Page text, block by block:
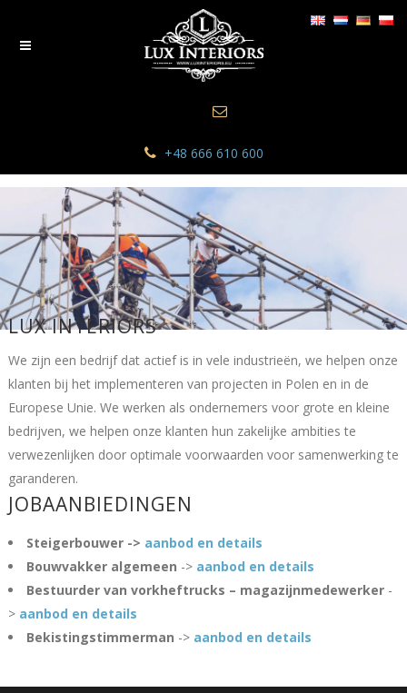
+48 666 610 600
LUX INTERIORS
We zijn een bedrijf dat actief is in vele industrieën, we helpen onze
klanten bij het implementeren van projecten in Polen en in de
Europese Unie. We werken als ondernemers voor grote en kleine
bedrijven, we helpen onze klanten hun zakelijke ambities te
verwezenlijken door optimale voorwaarden voor samenwerking te
garanderen.
JOBAANBIEDINGEN
Steigerbouwer -> aanbod en details
Bouwvakker algemeen -> aanbod en details
Bestuurder van vorkheftrucks – magazijnmedewerker -
> aanbod en details
Bekistingstimmerman -> aanbod en details